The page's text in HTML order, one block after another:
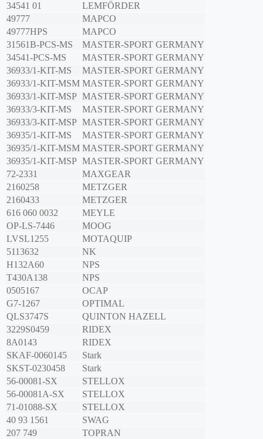
34541 01
LEMFÖRDER
49777
MAPCO
49777HPS
MAPCO
31561B-PCS-MS
MASTER-SPORT GERMANY
34541-PCS-MS
MASTER-SPORT GERMANY
36933/1-KIT-MS
MASTER-SPORT GERMANY
36933/1-KIT-MSM MASTER-SPORT GERMANY
36933/1-KIT-MSP MASTER-SPORT GERMANY
36933/3-KIT-MS
MASTER-SPORT GERMANY
36933/3-KIT-MSP MASTER-SPORT GERMANY
36935/1-KIT-MS
MASTER-SPORT GERMANY
36935/1-KIT-MSM MASTER-SPORT GERMANY
36935/1-KIT-MSP MASTER-SPORT GERMANY
72-2331
MAXGEAR
2160258
METZGER
2160433
METZGER
616 060 0032
MEYLE
OP-LS-7446
MOOG
LVSL1255
MOTAQUIP
5113632
NK
H132A60
NPS
T430A138
NPS
0505167
OCAP
G7-1267
OPTIMAL
QLS3747S
QUINTON HAZELL
3229S0459
RIDEX
8A0143
RIDEX
SKAF-0060145
Stark
SKST-0230458
Stark
56-00081-SX
STELLOX
56-00081A-SX
STELLOX
71-01088-SX
STELLOX
40 93 1561
SWAG
207 749
TOPRAN